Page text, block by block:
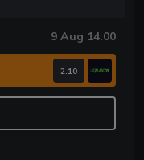
9 Aug 14:00
2.10